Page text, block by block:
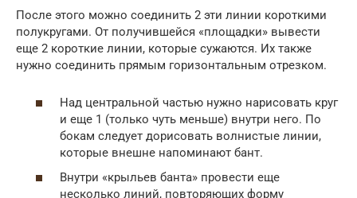
После этого можно соединить 2 эти линии короткими
полукругами. От получившейся «площадки» вывести
еще 2 короткие линии, которые сужаются. Их также
нужно соединить прямым горизонтальным отрезком.
Над центральной частью нужно нарисовать круг
и еще 1 (только чуть меньше) внутри него. По
бокам следует дорисовать волнистые линии,
которые внешне напоминают бант.
Внутри «крыльев банта» провести еще
несколько линий, повторяющих форму